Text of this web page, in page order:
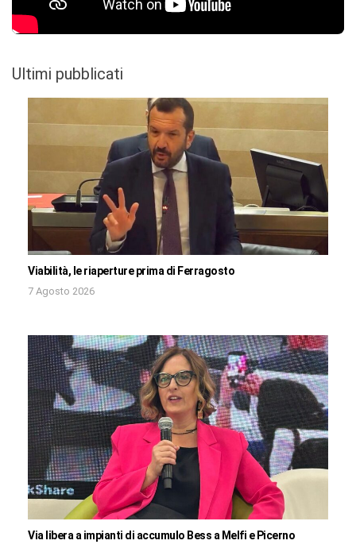
Ultimi pubblicati
Viabilità, le riaperture prima di Ferragosto
7 Agosto 2026
Via libera a impianti di accumulo Bess a Melfi e Picerno